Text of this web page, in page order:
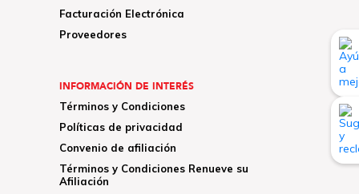
Facturación Electrónica
Proveedores
INFORMACIÓN DE INTERÉS
Términos y Condiciones
Políticas de privacidad
Convenio de afiliación
Términos y Condiciones Renueve su
Afiliación